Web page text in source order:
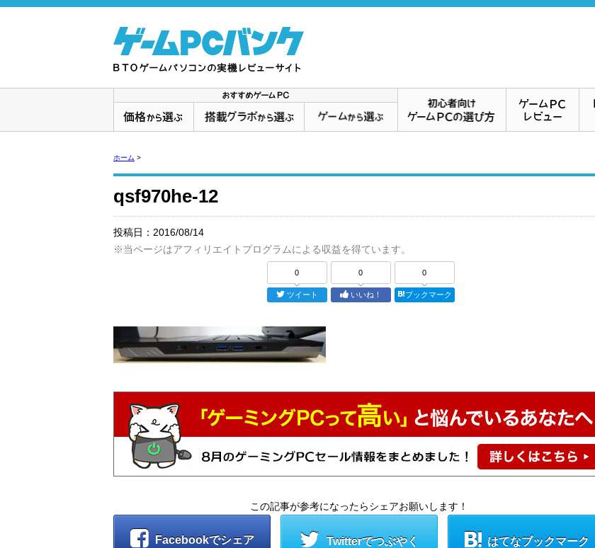
ホーム >
qsf970he-12
投稿日： 2016/08/14
※当ページはアフィリエイトプログラムによる収益を得ています。
0
ツイート
0
いいね！
0
ブックマーク
この記事が参考になったらシェアお願いします！
Facebookでシェア Twitterでつぶやく はてなブックマーク